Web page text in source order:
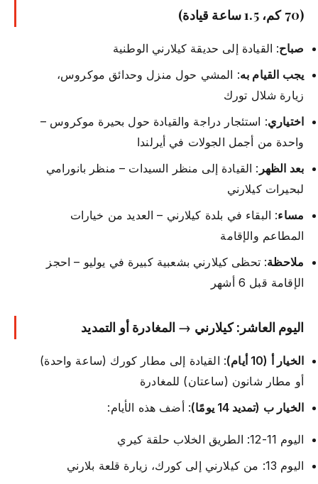
(70 كم، 1.5 ساعة قيادة)
صباح: القيادة إلى حديقة كيلارني الوطنية
يجب القيام به: المشي حول منزل وحدائق موكروس،
زيارة شلال تورك
اختياري: استئجار دراجة والقيادة حول بحيرة موكروس –
واحدة من أجمل الجولات في أيرلندا
بعد الظهر : القيادة إلى منظر السيدات – منظر بانورامي
لبحيرات كيلارني
مساء: البقاء في بلدة كيلارني – العديد من خيارات
المطاعم والإقامة
ملاحظة: تحظى كيلارني بشعبية كبيرة في يوليو – احجز
الإقامة قبل 6 أشهر
اليوم العاشر: كيلارني → المغادرة أو التمديد
الخيار أ (10 أيام)
: القيادة إلى مطار كورك (ساعة واحدة)
أو مطار شانون (ساعتان) للمغادرة
الخيار ب (تمديد 14 يومًا)
: أضف هذه الأيام:
اليوم 11-12: الطريق الخلاب حلقة كيري
اليوم 13: من كيلارني إلى كورك، زيارة قلعة بلارني